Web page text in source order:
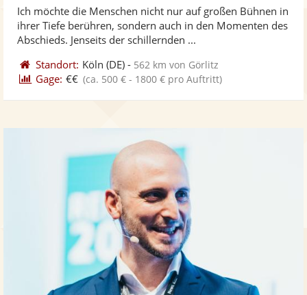
5
Ich möchte die Menschen nicht nur auf großen Bühnen in
ihrer Tiefe berühren, sondern auch in den Momenten des
Abschieds. Jenseits der schillernden ...
Standort: Köln (DE) - 562 km von Görlitz
Gage: €€ (ca. 500 € - 1800 € pro Auftritt)